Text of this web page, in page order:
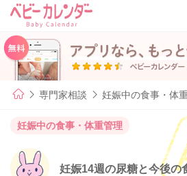
専門家相談 妊娠中の食事・体
妊娠中の食事・体重管理
妊娠14週の尿糖と今後の